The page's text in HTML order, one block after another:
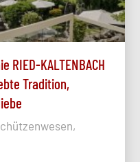
KALTENBACH
Tradition,